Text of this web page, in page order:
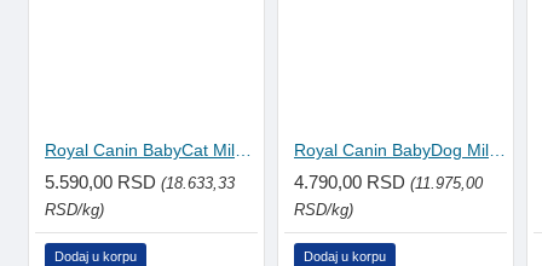
5.590,00 RSD (18.633,33
RSD/kg)
Dodaj u korpu
Royal Canin BabyDog Milk mleko u prahu za štence 400g
4.790,00 RSD (11.975,00
RSD/kg)
Dodaj u korpu